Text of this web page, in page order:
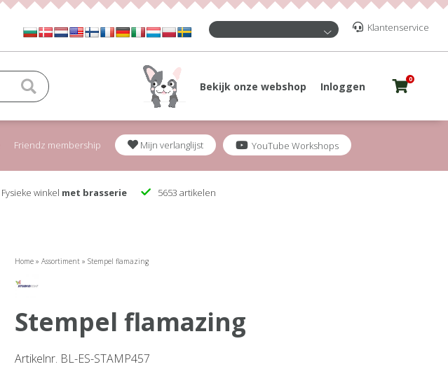
Klantenservice
Bekijk onze webshop Inloggen
0
Friendz membership Mijn verlanglijst YouTube Workshops
Fysieke winkel met brasserie 5653 artikelen
Home »Assortiment »Stempel flamazing
stempel flamazing
Artikelnr. BL-ES-STAMP457